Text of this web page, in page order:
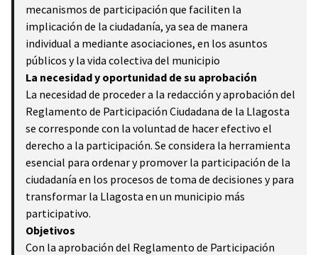
mecanismos de participación que faciliten la
implicación de la ciudadanía, ya sea de manera
individual a mediante asociaciones, en los asuntos
públicos y la vida colectiva del municipio
La necesidad y oportunidad de su aprobación
La necesidad de proceder a la redacción y aprobación del
Reglamento de Participación Ciudadana de la Llagosta
se corresponde con la voluntad de hacer efectivo el
derecho a la participación. Se considera la herramienta
esencial para ordenar y promover la participación de la
ciudadanía en los procesos de toma de decisiones y para
transformar la Llagosta en un municipio más
participativo.
Objetivos
Con la aprobación del Reglamento de Participación